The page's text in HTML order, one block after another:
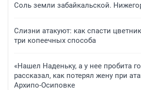
Соль земли забайкальской.
Слизни атакуют: как спасти
три копеечных способа
«Нашел Наденьку, а у нее пробита
рассказал, как потерял жену при
Архипо-Осиповке